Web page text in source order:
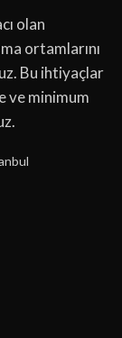
olan
ortamlarını
Bu ihtiyaçlar
ve minimum